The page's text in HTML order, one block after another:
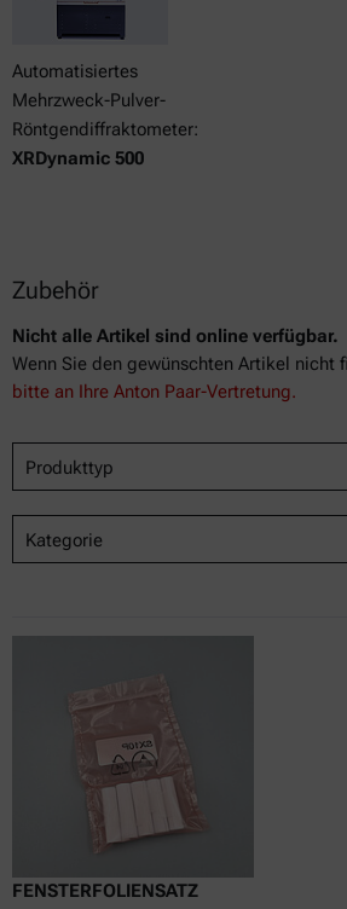
Automatisiertes
Mehrzweck-Pulver-
Röntgendiffraktometer:
XRDynamic 500
Zubehör
Nicht alle Artikel sind online verfügbar.
Wenn Sie den gewünschten Artikel nicht
bitte an Ihre Anton Paar-Vertretung.
Produkttyp
Kategorie
FENSTERFOLIENSATZ